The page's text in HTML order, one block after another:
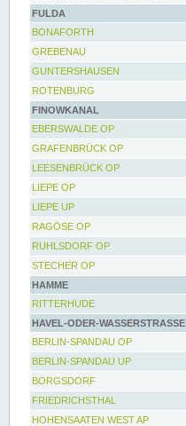
FULDA
BONAFORTH
GREBENAU
GUNTERSHAUSEN
ROTENBURG
FINOWKANAL
EBERSWALDE OP
GRAFENBRÜCK OP
LEESENBRÜCK OP
LIEPE OP
LIEPE UP
RAGÖSE OP
RUHLSDORF OP
STECHER OP
HAMME
RITTERHUDE
HAVEL-ODER-WASSERSTRASSE
BERLIN-SPANDAU OP
BERLIN-SPANDAU UP
BORGSDORF
FRIEDRICHSTHAL
HOHENSAATEN WEST AP